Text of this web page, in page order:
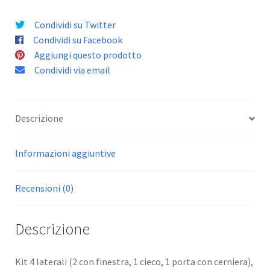
Condividi su Twitter
Condividi su Facebook
Aggiungi questo prodotto
Condividi via email
Descrizione
Informazioni aggiuntive
Recensioni (0)
Descrizione
Kit 4 laterali (2 con finestra, 1 cieco, 1 porta con cerniera),